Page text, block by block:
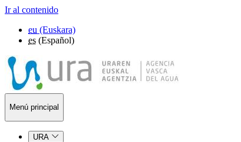
Ir al contenido
eu (Euskara)
es (Español)
Menú principal
URA